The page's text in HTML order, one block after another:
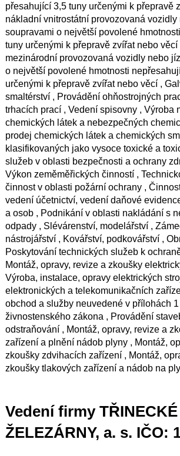
přesahující 3,5 tuny určenými k přepravě
nákladní vnitrostátní provozovaná vozidly
soupravami o největší povolené
tuny určenými k přepravě zvířat nebo
mezinárodní provozovaná vozidly nebo
o největší povolené hmotnosti
určenými k přepravě zvířat nebo věcí ,
smaltérství , Provádění ohňostrojných
trhacích prací , Vedení spisovny , Výroba
chemických látek a nebezpečných
prodej chemických látek a chemických
klasifikovaných jako vysoce toxické a
služeb v oblasti bezpečnosti a ochrany
Výkon zeměměřických činností ,
činnost v oblasti požární ochrany ,
vedení účetnictví, vedení daňové
a osob , Podnikání v oblasti nakládání s
odpady , Slévárenství, modelářství ,
nástrojářství , Kovářství, podkovářství ,
Poskytování technických služeb k
Montáž, opravy, revize a zkoušky
Výroba, instalace, opravy elektrických
elektronických a telekomunikačních
obchod a služby neuvedené v přílohách
živnostenského zákona , Provádění
odstraňování , Montáž, opravy, revize a
zařízení a plnění nádob plyny , Montáž,
zkoušky zdvihacích zařízení , Montáž,
zkoušky tlakových zařízení a nádob na
Vedení firmy TŘINECKÉ
ŽELEZÁRNY, a. s. IČO: